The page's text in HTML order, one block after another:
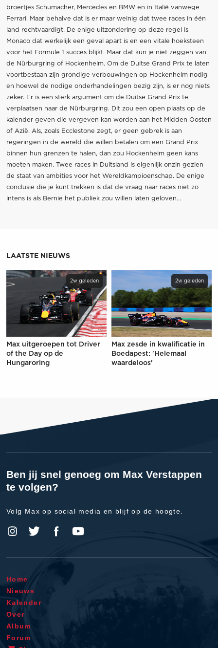
broertjes Schumacher, Mercedes en BMW en in Italië vanwege
Ferrari. Maar behalve dat is er maar weinig dat twee races in één
land rechtvaardigt. De enige uitzondering op deze regel is
Monaco dat werkelijk een geval apart is en een vitale hoeksteen
voor het Formule 1 succes blijkt. Maar dat kun je niet zeggen van
de Nürburgring of Hockenheim. Om de Duitse Grand Prix te laten
voortbestaan zijn grondige verbouwingen op Hockenheim nodig
en hoewel de nodige onderhandelingen bezig zijn, is er nog niets
zeker. Er is een sterk argument om de Duitse Grand Prix te
verplaatsen naar de Nürburgring. Dit zou een open plaats op de
kalender geven die vergeven kan worden aan het Midden Oosten
of Azië. Als, zoals Ecclestone zegt, er geen gebrek is aan
regeringen in de wereld die willen betalen om een Grand Prix
binnen hun grenzen te halen, dan zou Hockenheim geen kans
moeten maken. Twee races in Duitsland is eigenlijk onzin gezien
de staat van ambities voor het Wereldkampioenschap. De enige
conclusie die je kunt trekken is dat de vraag naar races niet zo
intens is als Bernie het publiek zou willen laten geloven…
LAATSTE NIEUWS
2w geleden
Max uitgeroepen tot Driver
of the Day op de
Hungaroring
2w geleden
Max zesde in kwalificatie in
Boedapest: 'Helemaal
waardeloos'
Ben jij snel genoeg om Max Verstappen
te volgen?
Volg Max op social media en blijf op de hoogte.
Home
Nieuws
Kalender
Over
Album
Forum